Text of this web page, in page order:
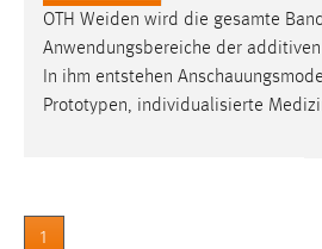
OTH Weiden wird die gesamte
Anwendungsbereiche der
In ihm entstehen
Prototypen, individualisierte
1
Name:
_gcl_au
Anbieter:
Google Ireland Limited